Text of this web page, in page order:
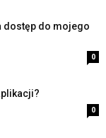
dostęp do mojego
0
0